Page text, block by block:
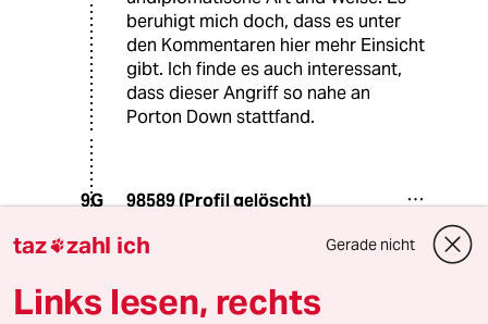
beruhigt mich doch, dass es unter
den Kommentaren hier mehr Einsicht
gibt. Ich finde es auch interessant,
dass dieser Angriff so nahe an
Porton Down stattfand.
9G 98589 (Profil gelöscht)
@Ruby:
Wenn man die Vielzahl der
taz zahl ich Gerade nicht
Links lesen, rechts